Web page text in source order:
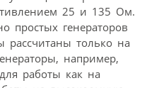
25 и 135 Ом.
простых генераторов
рассчитаны только на
например,
работы как на